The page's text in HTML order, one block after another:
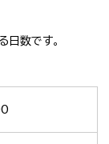
日数です。